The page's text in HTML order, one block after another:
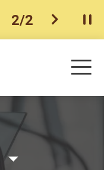
上一個
2/2 下一個開
目